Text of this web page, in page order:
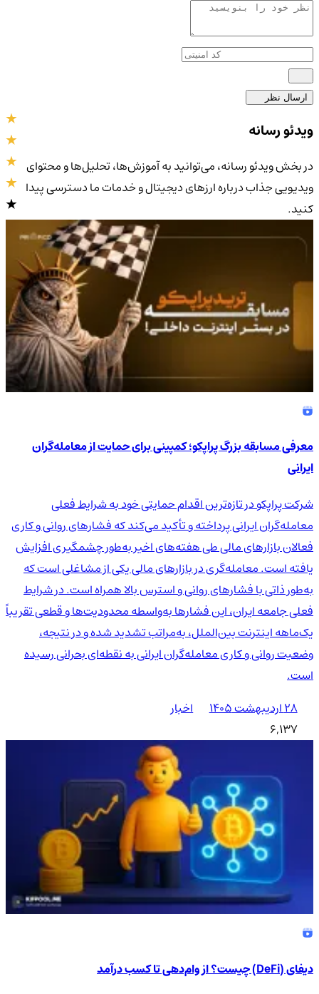
ارسال نظر
4.9/5
ویدئو رسانه
در بخش ویدئو رسانه، می‌توانید به آموزش‌ها، تحلیل‌ها و محتوای
ویدیویی جذاب درباره ارزهای دیجیتال و خدمات ما دسترسی پیدا
کنید.
معرفی مسابقه بزرگ پراپکو؛ کمپینی برای حمایت از معامله‌گران
ایرانی
شرکت پراپکو در تازه‌ترین اقدام حمایتی خود به شرایط فعلی
معامله‌گران ایرانی پرداخته و تأکید می‌کند که فشارهای روانی و کاری
فعالان بازارهای مالی طی هفته‌های اخیر به‌طور چشمگیری افزایش
یافته است. معامله‌گری در بازارهای مالی یکی از مشاغلی است که
به‌طور ذاتی با فشارهای روانی و استرس بالا همراه است. در شرایط
فعلی جامعه ایران، این فشارها به‌واسطه محدودیت‌ها و قطعی تقریباً
یک‌ماهه اینترنت بین‌الملل، به‌مراتب تشدید شده و در نتیجه،
وضعیت روانی و کاری معامله‌گران ایرانی به نقطه‌ای بحرانی رسیده
است.
۲۸ اردیبهشت ۱۴۰۵
اخبار
6,137
دیفای (DeFi) چیست؟ از وام‌دهی تا کسب درآمد